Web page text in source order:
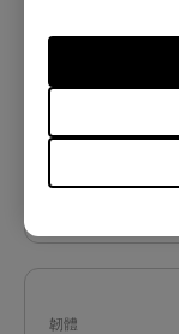
更新:
韌體